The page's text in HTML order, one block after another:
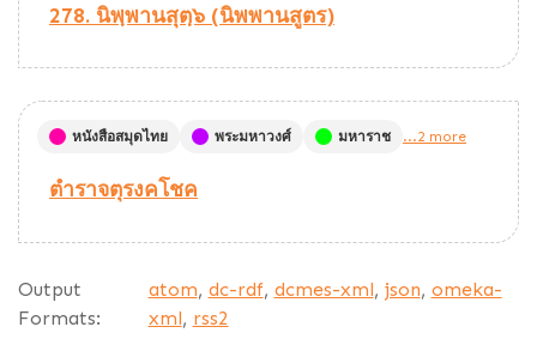
278. นิพฺพานสุตฺ๖ (นิพพานสูตร)
หนังสือสมุดไทย พระมหาวงศ์ มหาราช ...2 more
ตำราจตุรงคโชค
Output
Formats:
atom, dc-rdf, dcmes-xml, json, omeka-
xml, rss2